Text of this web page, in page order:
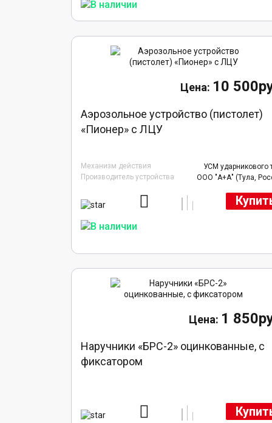
10
Аэрозольное устройство (пистолет)
«Пионер» с ЛЦУ
Механизм действия
УСМ ударникового
Производитель устройства
ООО "А+А" (Тула,
1
Наручники «БРС-2» оцинкованные, с
фиксатором